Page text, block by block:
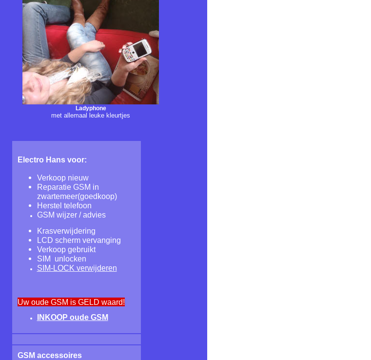
Ladyphone
met allemaal leuke kleurtjes
Electro Hans voor:
Verkoop nieuw
Reparatie GSM in
zwartemeer(goedkoop)
Herstel telefoon
GSM wijzer / advies
Krasverwijdering
LCD scherm vervanging
Verkoop gebruikt
SIM unlocken
SIM-LOCK verwijderen
Uw oude GSM is GELD waard!
INKOOP oude GSM
GSM accessoires